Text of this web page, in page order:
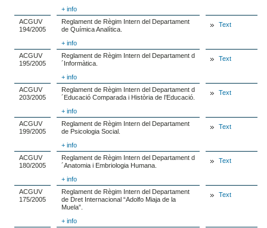
+ info
ACGUV
194/2005
Reglament de Règim Intern del Departament
de Química Analítica.
+ info
Text
ACGUV
195/2005
Reglament de Règim Intern del Departament d
´Informàtica.
+ info
Text
ACGUV
203/2005
Reglament de Règim Intern del Departament d
´Educació Comparada i Història de l’Educació.
+ info
Text
ACGUV
199/2005
Reglament de Règim Intern del Departament
de Psicologia Social.
+ info
Text
ACGUV
180/2005
Reglament de Règim Intern del Departament d
´Anatomia i Embriologia Humana.
+ info
Text
ACGUV
175/2005
Reglament de Règim Intern del Departament
de Dret Internacional “Adolfo Miaja de la
Muela”.
+ info
Text